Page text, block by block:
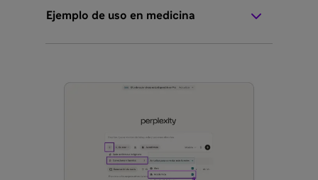
Ejemplo de uso en medicina